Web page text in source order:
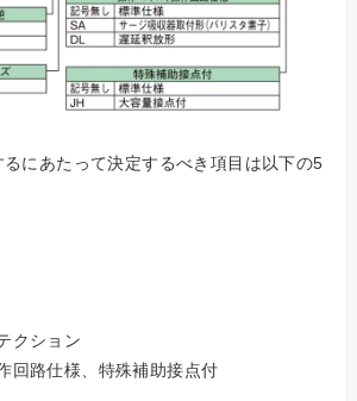
にあたって決定するべき項目は以下の5
クション
回路仕様、特殊補助接点付